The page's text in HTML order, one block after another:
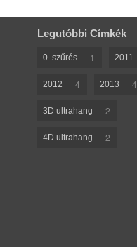
Legutóbbi Címkék
0. szűrés 1 2011
2012 4 2013 4
3D ultrahang 2
4D ultrahang 2